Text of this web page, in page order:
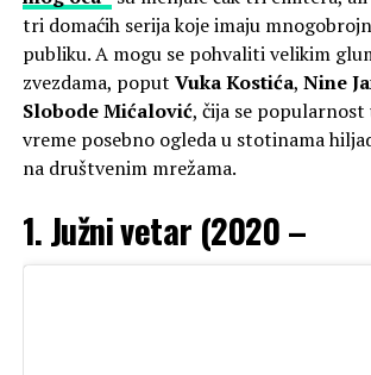
tri domaćih serija koje imaju
publiku. A mogu se pohvaliti velikim
zvezdama, poput Vuka Kostića, Nine
Slobode Mićalović, čija se popularnost
vreme posebno ogleda u stotinama
na društvenim mrežama.
1. Južni vetar (2020 –